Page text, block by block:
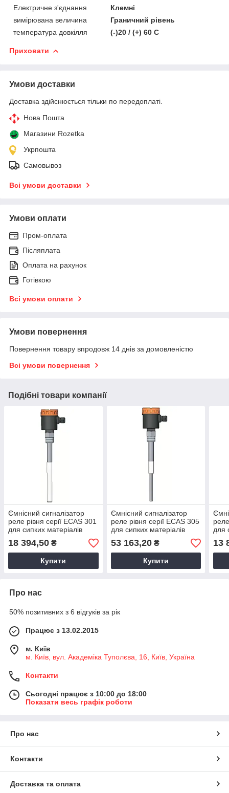
Електричне з'єднання
Клемні
вимірювана величина
Граничний рівень
температура довкілля
(-)20 / (+) 60 C
Приховати
Умови доставки
Доставка здійснюється тільки по передоплаті.
Нова Пошта
Магазини Rozetka
Укрпошта
Самовывоз
Всі умови доставки
Умови оплати
Пром-оплата
Післяплата
Оплата на рахунок
Готівкою
Всі умови оплати
Умови повернення
Повернення товару впродовж 14 днів за домовленістю
Всі умови повернення
Подібні товари компанії
Ємнісний сигналізатор
реле рівня серії ECAS 301
для сипких матеріалів
18 394,50 ₴
Купити
Ємнісний сигналізатор
реле рівня серії ECAS 305
для сипких матеріалів
53 163,20₴
Купити
для
13
Про нас
50% позитивних з 6 відгуків за рік
Працює з 13.02.2015
м. Київ
м. Київ, вул. Академіка Туполєва, 16, Київ, Україна
Контакти
Сьогодні працює з 10:00 до 18:00
Показати весь графік роботи
Про нас
Контакти
Доставка та оплата